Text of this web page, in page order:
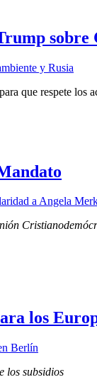
sobre
que respete los
los
los subsidios